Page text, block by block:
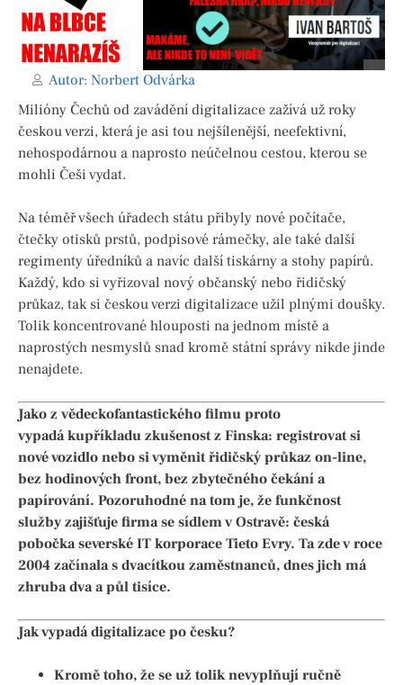
Autor: Norbert Odvárka
Milióny Čechů od zavádění digitalizace zažívá už roky
českou verzi, která je asi tou nejšílenější, neefektivní,
nehospodárnou a naprosto neúčelnou cestou, kterou se
mohli Češi vydat.
Na téměř všech úřadech státu přibyly nové počítače,
čtečky otisků prstů, podpisové rámečky, ale také další
regimenty úředníků a navíc další tiskárny a stohy papírů.
Každý, kdo si vyřizoval nový občanský nebo řidičský
průkaz, tak si českou verzi digitalizace užil plnými doušky.
Tolik koncentrované hlouposti na jednom místě a
naprostých nesmyslů snad kromě státní správy nikde jinde
nenajdete.
Jako z vědeckofantastického filmu proto
vypadákupříkladu zkušenost z Finska: registrovat si
nové vozidlo nebo si vyměnit řidičský průkaz on-line,
bez hodinových front, bez zbytečného čekání a
papírování. Pozoruhodné na tom je, že funkčnost
služby zajišťuje firma se sídlem v Ostravě: česká
pobočkaseverské IT korporace Tieto Evry. Ta zde v roce
2004 začínala s dvacítkou zaměstnanců, dnes jich má
zhruba dva a půl tisíce.
Jak vypadá digitalizace po česku?
Kromě toho, že se už tolik nevyplňují ručně